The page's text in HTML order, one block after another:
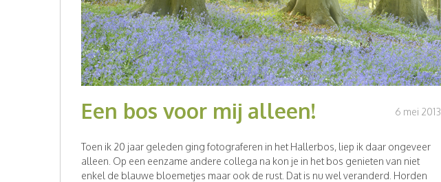
Een bos voor mij alleen! 6 mei 2013
Toen ik 20 jaar geleden ging fotograferen in het Hallerbos, liep ik daar ongeveer
alleen. Op een eenzame andere collega na kon je in het bos genieten van niet
enkel de blauwe bloemetjes maar ook de rust. Dat is nu wel veranderd. Horden